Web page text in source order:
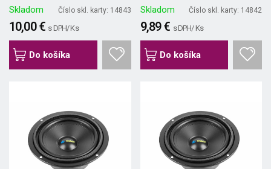
Skladom Číslo skl. karty: 14843
10,00 € s DPH/ Ks
Do košíka
Skladom Číslo skl. karty: 14842
9,89 € s DPH/ Ks
Do košíka